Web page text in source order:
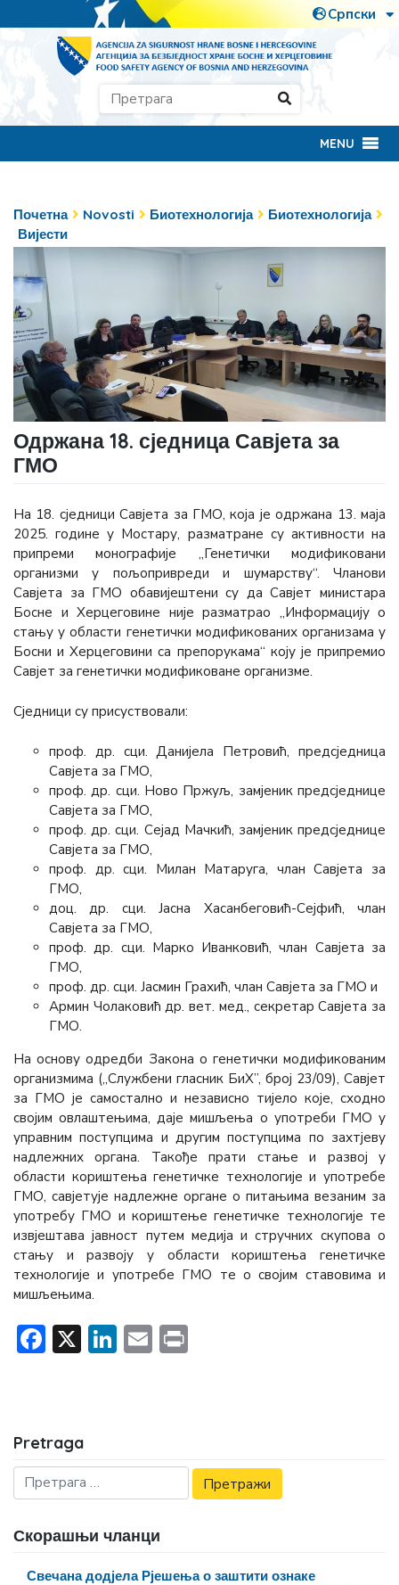
MENU
Почетна Novosti Биотехнологија
Биотехнологија
Вијести
Одржана 18. сједница Савјета за
ГМО
На 18. сједници Савјета за ГМО, која је одржана 13. маја
2025. године у Мостару, разматране су активности на
припреми монографије „Генетички модификовани
организми у пољопривреди и шумарству“. Чланови
Савјета за ГМО обавијештени су да Савјет министара
Босне и Херцеговине није разматрао „Информацију о
стању у области генетички модификованих организама у
Босни и Херцеговини са препорукама“ коју је припремио
Савјет за генетички модификоване организме.
Сједници су присуствовали:
проф. др. сци. Данијела Петровић, предсједница
Савјета за ГМО,
проф. др. сци. Ново Пржуљ, замјеник предсједнице
Савјета за ГМО,
проф. др. сци. Сејад Мачкић, замјеник предсједнице
Савјета за ГМО,
проф. др. сци. Милан Матаруга, члан Савјета за
ГМО,
доц. др. сци. Јасна Хасанбеговић-Сејфић, члан
Савјета за ГМО,
проф. др. сци. Марко Иванковић, члан Савјета за
ГМО,
проф. др. сци. Јасмин Грахић, члан Савјета за ГМО и
Армин Чолаковић др. вет. мед., секретар Савјета за
ГМО.
На основу одредби Закона о генетички модификованим
организмима („Службени гласник БиХ”, број 23/09), Савјет
за ГМО је самостално и независно тијело које, сходно
својим овлаштењима, даје мишљења о употреби ГМО у
управним поступцима и другим поступцима по захтјеву
надлежних органа. Такође прати стање и развој у
области кориштења генетичке технологије и употребе
ГМО, савјетује надлежне органе о питањима везаним за
употребу ГМО и кориштење генетичке технологије те
извјештава јавност путем медија и стручних скупова о
стању и развоју у области кориштења генетичке
технологије и употребе ГМО те о својим ставовима и
мишљењима.
Facebook
X LinkedIn
Email
Pretraga
Скорашњи чланци
Свечана додјела Рјешења о заштити ознаке